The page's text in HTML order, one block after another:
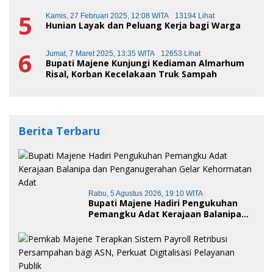
5 Kamis, 27 Februari 2025, 12:08 WITA 13194 Lihat
Hunian Layak dan Peluang Kerja bagi Warga
6 Jumat, 7 Maret 2025, 13:35 WITA 12653 Lihat
Bupati Majene Kunjungi Kediaman Almarhum
Risal, Korban Kecelakaan Truk Sampah
Berita Terbaru
Rabu, 5 Agustus 2026, 19:10 WITA
Bupati Majene Hadiri Pengukuhan
Pemangku Adat Kerajaan Balanipa
Kehormatan Adat